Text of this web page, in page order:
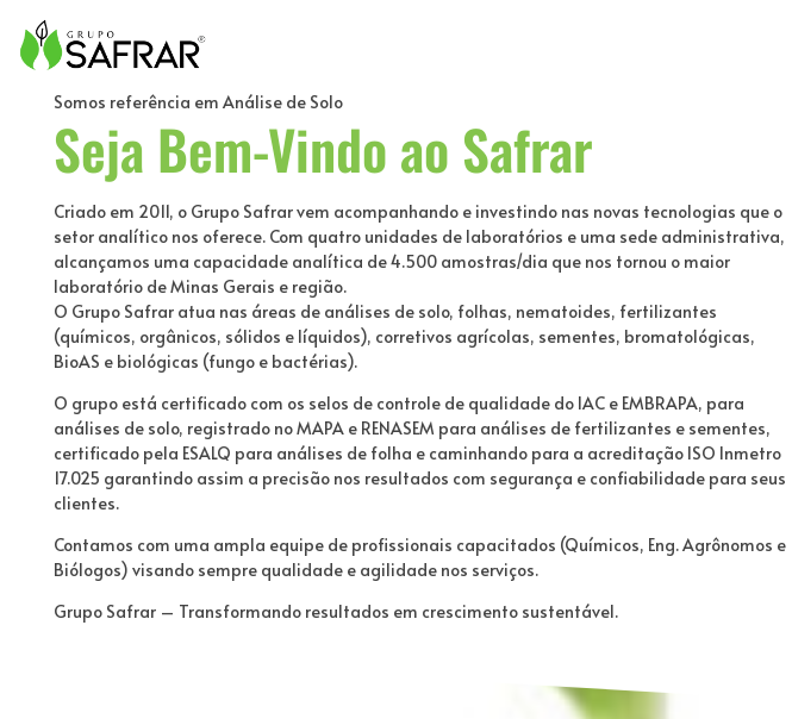
Somos referência em Análise de Solo
Seja Bem-Vindo ao Safrar
Criado em 2011, o Grupo Safrar vem acompanhando e investindo nas novas tecnologias que o
setor analítico nos oferece. Com quatro unidades de laboratórios e uma sede administrativa,
alcançamos uma capacidade analítica de 4.500 amostras/dia que nos tornou o maior
laboratório de Minas Gerais e região.
O Grupo Safrar atua nas áreas de análises de solo, folhas, nematoides, fertilizantes
(químicos, orgânicos, sólidos e líquidos), corretivos agrícolas, sementes, bromatológicas,
BioAS e biológicas (fungo e bactérias).
O grupo está certificado com os selos de controle de qualidade do IAC e EMBRAPA, para
análises de solo, registrado no MAPA e RENASEM para análises de fertilizantes e sementes,
certificado pela ESALQ para análises de folha e caminhando para a acreditação ISO Inmetro
17.025 garantindo assim a precisão nos resultados com segurança e confiabilidade para seus
clientes.
Contamos com uma ampla equipe de profissionais capacitados (Químicos, Eng. Agrônomos e
Biólogos) visando sempre qualidade e agilidade nos serviços.
Grupo Safrar – Transformando resultados em crescimento sustentável.